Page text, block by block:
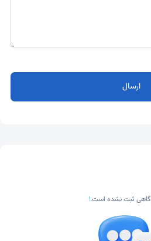
ارسال
ثبت نشده است.!